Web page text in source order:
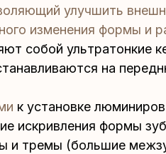
улучшить
изменения формы и
собой ультратонкие
на
к установке
искривления формы
и тремы (большие